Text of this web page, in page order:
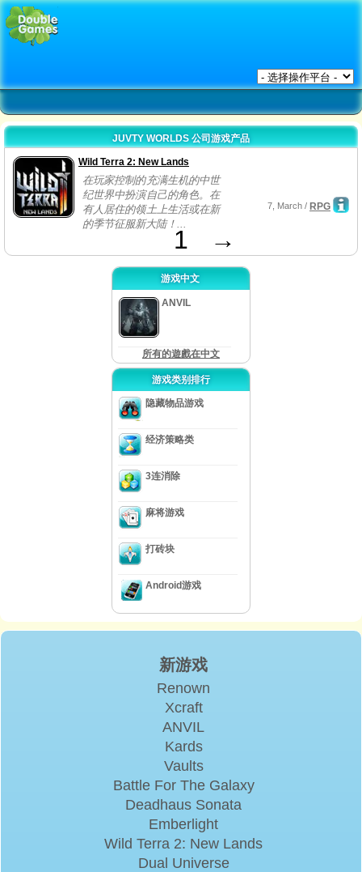
JUVTY WORLDS 公司游戏产品
Wild Terra 2: New Lands
在玩家控制的充满生机的中世
纪世界中扮演自己的角色。在
有人居住的领土上生活或在新
的季节征服新大陆！...
7, March / RPG
1 →
游戏中文
ANVIL
所有的遊戲在中文
游戏类别排行
隐藏物品游戏
经济策略类
3连消除
麻将游戏
打砖块
Android游戏
新游戏
Renown
Xcraft
ANVIL
Kards
Vaults
Battle For The Galaxy
Deadhaus Sonata
Emberlight
Wild Terra 2: New Lands
Dual Universe